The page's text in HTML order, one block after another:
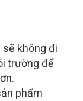
không đi
trường để
phẩm